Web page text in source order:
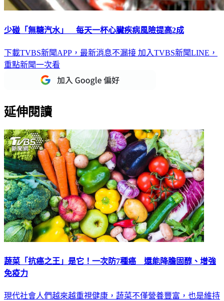
少碰「無糖汽水」 每天一杯心臟疾病風險提高2成
下載TVBS新聞APP，最新消息不漏接 加入TVBS新聞LINE，
重點新聞一次看
延伸閱讀
蔬菜「抗癌之王」是它！一次防7種癌 還能降膽固醇、增強
免疫力
現代社會人們越來越重視健康，蔬菜不僅營養豐富，也是維持